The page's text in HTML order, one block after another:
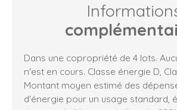
Dans une copropriété de 4 lots.
n'est en cours. Classe énergie D,
Montant moyen estimé des
d'énergie pour un usage standard,